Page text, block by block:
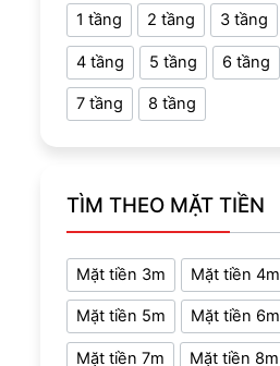
1 tầng 2 tầng 3 tầng
4 tầng 5 tầng 6 tầng
7 tầng 8 tầng
TÌM THEO MẶT TIỀN
Mặt tiền 3m Mặt tiền 4m
Mặt tiền 5m Mặt tiền 6m
Mặt tiền 7m Mặt tiền 8m